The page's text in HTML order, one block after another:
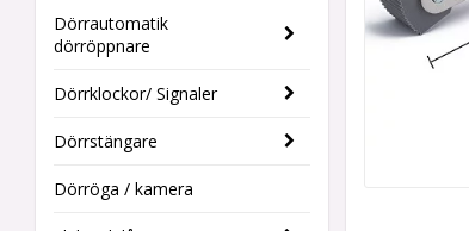
Dörrautomatik
dörröppnare
Dörrklockor/ Signaler
Dörrstängare
Dörröga / kamera